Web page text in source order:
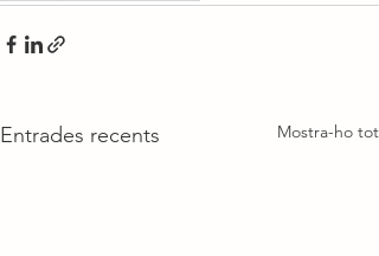
Entrades recents Mostra-ho tot